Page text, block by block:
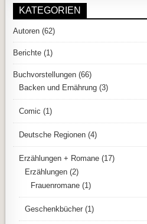
KATEGORIEN
Autoren (62)
Berichte (1)
Buchvorstellungen (66)
Backen und Ernährung (3)
Comic (1)
Deutsche Regionen (4)
Erzählungen + Romane (17)
Erzählungen (2)
Frauenromane (1)
Geschenkbücher (1)